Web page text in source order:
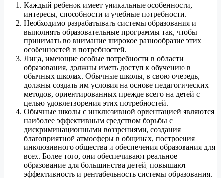
Каждый ребенок имеет уникальные особенности,
интересы, способности и учебные потребности.
Необходимо разрабатывать системы образования и
выполнять образовательные программы так, чтобы
принимать во внимание широкое разнообразие этих
особенностей и потребностей.
Лица, имеющие особые потребности в области
образования, должны иметь доступ к обучению в
обычных школах. Обычные школы, в свою очередь,
должны создать им условия на основе педагогических
методов, ориентированных прежде всего на детей с
целью удовлетворения этих потребностей.
Обычные школы с инклюзивной ориентацией являются
наиболее эффективным средством борьбы с
дискриминационными воззрениями, создания
благоприятной атмосферы в общинах, построения
инклюзивного общества и обеспечения образования для
всех. Более того, они обеспечивают реальное
образование для большинства детей, повышают
эффективность и рентабельность системы образования.